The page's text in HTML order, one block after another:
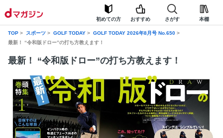
初めての方 おすすめ さがす 本棚
TOP スポーツ GOLF TODAY
GOLF TODAY 2026年8月号 No.650
最新！ “令和版ドロー”の打ち方教えます！
最新！ “令和版ドロー”の打ち方教えます！